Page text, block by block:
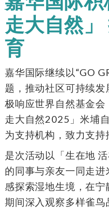
走大自然
育
嘉华国际继续以“GO
题，推动社区可持续发
极响应世界自然基金
走大自然2025」米埔
为支持机构，致力支持
是次活动以「生在地
的同事与亲友一同走
感探索湿地生境，在宁
期间深入观察多样雀